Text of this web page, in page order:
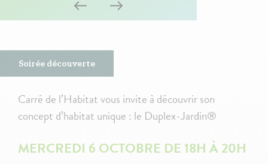
Soirée découverte
Carré de l’Habitat vous invite à découvrir son
concept d’habitat unique : le Duplex-Jardin®
MERCREDI 6 OCTOBRE DE 18H À 20H